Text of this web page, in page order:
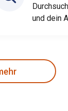
und dein